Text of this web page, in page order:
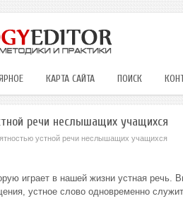
КАРТА САЙТА ПОИСК
речи неслышащих учащихся
устной речи неслышащих учащихся
играет в нашей жизни устная речь.
устное слово одновременно